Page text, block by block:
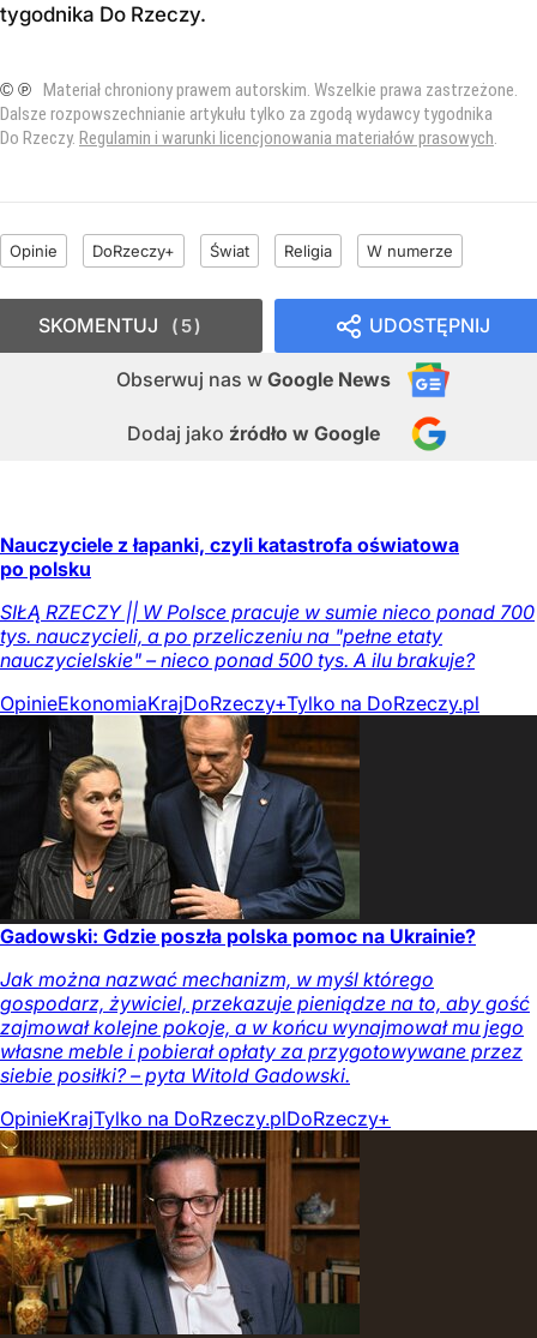
tygodnika Do Rzeczy.
© ℗ Materiał chroniony prawem autorskim. Wszelkie prawa zastrzeżone.
Dalsze rozpowszechnianie artykułu tylko za zgodą wydawcy tygodnika
Do Rzeczy. Regulamin i warunki licencjonowania materiałów prasowych.
Opinie DoRzeczy+ Świat Religia W numerze
UDOSTĘPNIJ
Obserwuj nas w Google News
Dodaj jako źródło w Google
SKOMENTUJ 5
Nauczyciele z łapanki, czyli katastrofa oświatowa
po polsku
SIŁĄ RZECZY || W Polsce pracuje w sumie nieco ponad 700
tys. nauczycieli, a po przeliczeniu na "pełne etaty
nauczycielskie" – nieco ponad 500 tys. A ilu brakuje?
OpinieEkonomiaKrajDoRzeczy+Tylko na DoRzeczy.pl
Gadowski: Gdzie poszła polska pomoc na Ukrainie?
Jak można nazwać mechanizm, w myśl którego
gospodarz, żywiciel, przekazuje pieniądze na to, aby gość
zajmował kolejne pokoje, a w końcu wynajmował mu jego
własne meble i pobierał opłaty za przygotowywane przez
siebie posiłki? – pyta Witold Gadowski.
OpinieKrajTylko na DoRzeczy.plDoRzeczy+